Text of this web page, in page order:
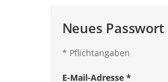
Neues
* Pflichtangaben
E-Mail-Adresse*